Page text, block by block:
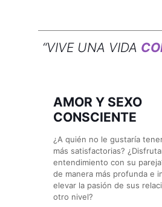
“VIVE UNA VIDA
AMOR Y SEXO
CONSCIENTE
¿A quién no le gustaría
más satisfactorias?
entendimiento con su
de manera más profunda e
elevar la pasión de sus
otro nivel?